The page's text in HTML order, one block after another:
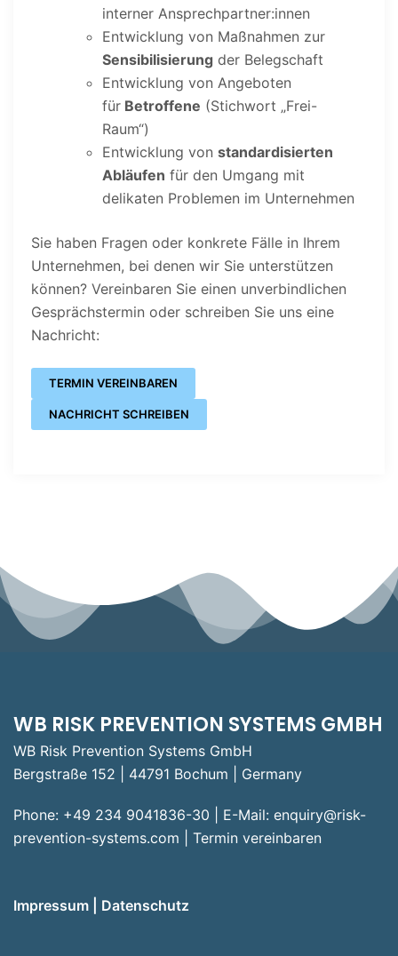
interner Ansprechpartner:innen
Entwicklung von Maßnahmen zur
Sensibilisierung der Belegschaft
Entwicklung von Angeboten
für Betroffene (Stichwort „Frei-
Raum“)
Entwicklung von standardisierten
Abläufen für den Umgang mit
delikaten Problemen im Unternehmen
Sie haben Fragen oder konkrete Fälle in Ihrem
Unternehmen, bei denen wir Sie unterstützen
können? Vereinbaren Sie einen unverbindlichen
Gesprächstermin oder schreiben Sie uns eine
Nachricht:
TERMIN VEREINBAREN
NACHRICHT SCHREIBEN
WB RISK PREVENTION SYSTEMS GMBH
WB Risk Prevention Systems GmbH
Bergstraße 152 | 44791 Bochum | Germany
Phone: +49 234 9041836-30 | E-Mail: enquiry@risk-
prevention-systems.com
Termin vereinbaren
Impressum Datenschutz